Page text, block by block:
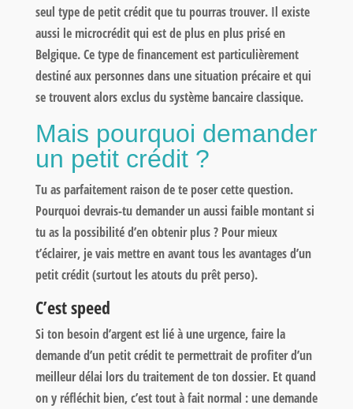
seul type de petit crédit que tu pourras trouver. Il existe
aussi le microcrédit qui est de plus en plus prisé en
Belgique. Ce type de financement est particulièrement
destiné aux personnes dans une situation précaire et qui
se trouvent alors exclus du système bancaire classique.
Mais pourquoi demander
un petit crédit ?
Tu as parfaitement raison de te poser cette question.
Pourquoi devrais-tu demander un aussi faible montant si
tu as la possibilité d’en obtenir plus ? Pour mieux
t’éclairer, je vais mettre en avant tous les avantages d’un
petit crédit (surtout les atouts du prêt perso).
C’est speed
Si ton besoin d’argent est lié à une urgence, faire la
demande d’un petit crédit te permettrait de profiter d’un
meilleur délai lors du traitement de ton dossier. Et quand
on y réfléchit bien, c’est tout à fait normal : une demande